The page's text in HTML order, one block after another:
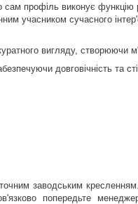
профіль виконує
учасником сучасного
вигляду, створюючи
довговічність та
заводським
попередьте